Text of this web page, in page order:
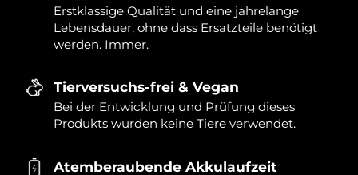
Erstklassige Qualität und eine jahrelange
Lebensdauer, ohne dass Ersatzteile benötigt
werden. Immer.
Tierversuchs-frei & Vegan
Bei der Entwicklung und Prüfung dieses
Produkts wurden keine Tiere verwendet.
Atemberaubende Akkulaufzeit